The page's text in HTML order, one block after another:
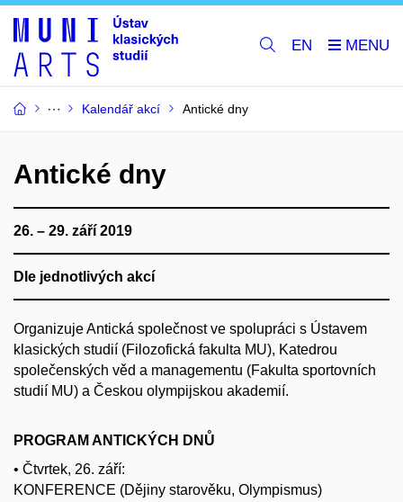
EN
Kalendář akcí Antické dny
Antické dny
26. – 29. září 2019
Dle jednotlivých akcí
Organizuje Antická společnost ve spolupráci s Ústavem
klasických studií (Filozofická fakulta MU), Katedrou
společenských věd a managementu (Fakulta sportovních
studií MU) a Českou olympijskou akademií.
PROGRAM ANTICKÝCH DNŮ
• Čtvrtek, 26. září:
KONFERENCE (Dějiny starověku, Olympismus)